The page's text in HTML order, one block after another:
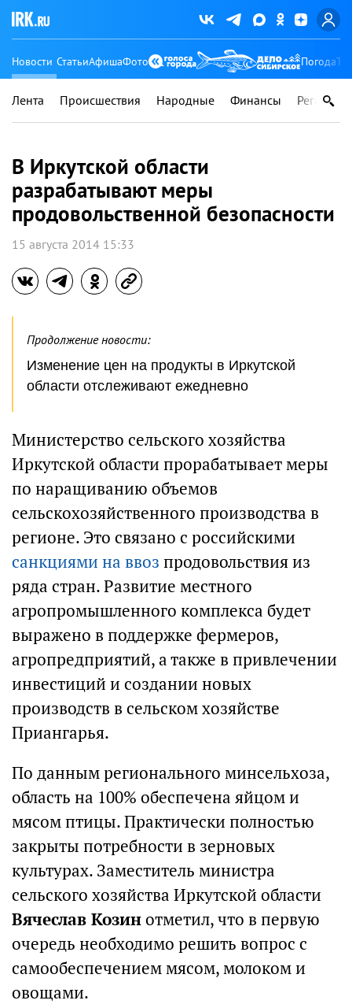
Новости СтатьиАфишаФото Погода
Лента Происшествия Народные Финансы Регионы
В Иркутской области
разрабатывают меры
продовольственной безопасности
15 августа 2014 15:33
Продолжение новости:
Изменение цен на продукты в Иркутской
области отслеживают ежедневно
Министерство сельского хозяйства
Иркутской области прорабатывает меры
по наращиванию объемов
сельскохозяйственного производства в
регионе. Это связано с российскими
санкциями на ввоз продовольствия из
ряда стран. Развитие местного
агропромышленного комплекса будет
выражено в поддержке фермеров,
агропредприятий, а также в привлечении
инвестиций и создании новых
производств в сельском хозяйстве
Приангарья.
По данным регионального минсельхоза,
область на 100% обеспечена яйцом и
мясом птицы. Практически полностью
закрыты потребности в зерновых
культурах. Заместитель министра
сельского хозяйства Иркутской области
Вячеслав Козинотметил, что в первую
очередь необходимо решить вопрос с
самообеспечением мясом, молоком и
овощами.